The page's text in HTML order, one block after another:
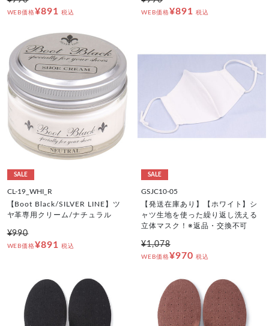
WEB価格¥891 税込 WEB価格¥891 税込
SALE
CL-19_WHI_R
【Boot Black/SILVER LINE】ツ
ヤ革専用クリーム/ナチュラル
¥990
WEB価格¥891 税込
SALE
GSJC10-05
【発送在庫あり】【ホワイト】シ
ャツ生地を使った繰り返し洗える
立体マスク！※返品・交換不可
¥1,078
WEB価格¥970 税込